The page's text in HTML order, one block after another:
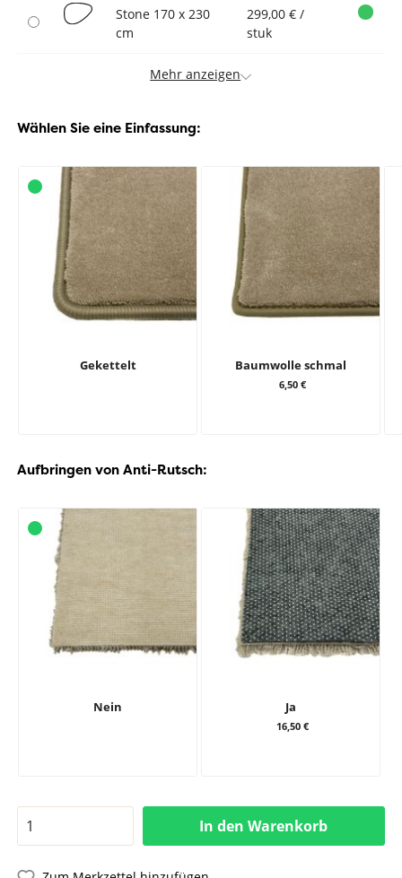
Stone 170 x 230
cm
299,00 € /
stuk
Mehr anzeigen
Wählen Sie eine Einfassung:
Gekettelt Baumwolle schmal
6,50 €
Aufbringen von Anti-Rutsch:
Nein Ja
16,50 €
In den Warenkorb